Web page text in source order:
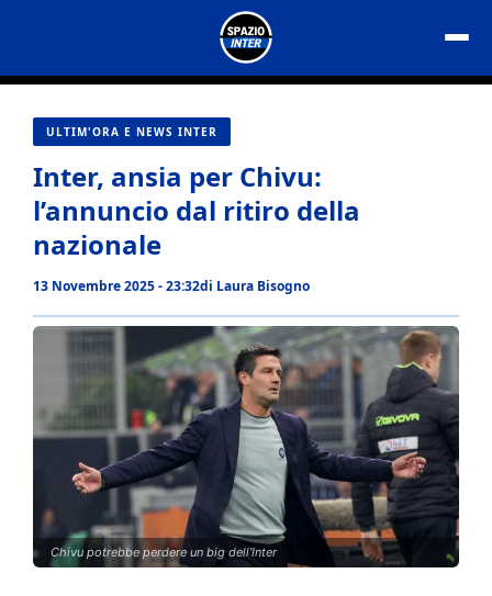
contenuto
ULTIM'ORA E NEWS INTER
Inter, ansia per Chivu:
l’annuncio dal ritiro della
nazionale
13 Novembre 2025 - 23:32di Laura Bisogno
Chivu potrebbe perdere un big dell'Inter